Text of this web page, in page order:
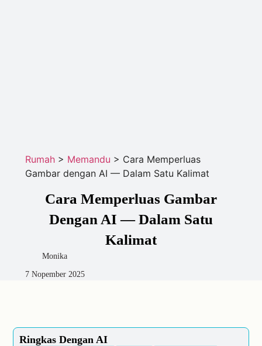
Rumah> Memandu > Cara Memperluas
Gambar dengan AI — Dalam Satu Kalimat
Cara Memperluas Gambar
Dengan AI — Dalam Satu
Kalimat
Monika
7 Nopember 2025
Ringkas Dengan AI